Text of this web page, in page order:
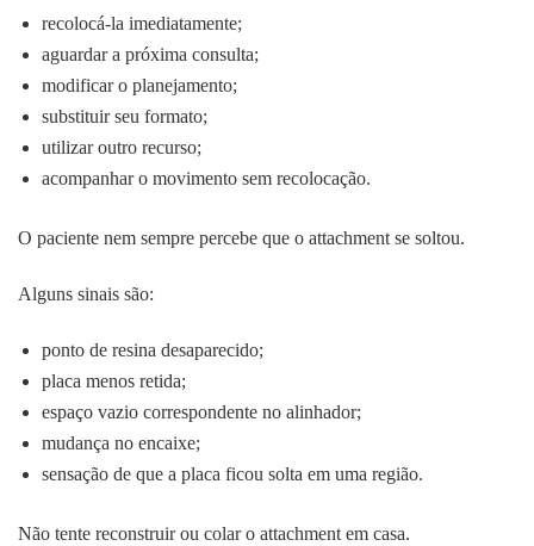
recolocá-la imediatamente;
aguardar a próxima consulta;
modificar o planejamento;
substituir seu formato;
utilizar outro recurso;
acompanhar o movimento sem recolocação.
O paciente nem sempre percebe que o attachment se soltou.
Alguns sinais são:
ponto de resina desaparecido;
placa menos retida;
espaço vazio correspondente no alinhador;
mudança no encaixe;
sensação de que a placa ficou solta em uma região.
Não tente reconstruir ou colar o attachment em casa.